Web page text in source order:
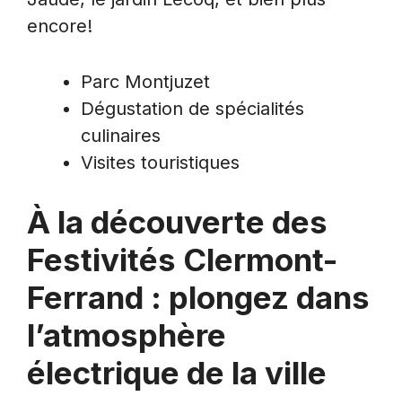
encore!
Parc Montjuzet
Dégustation de spécialités
culinaires
Visites touristiques
À la découverte des
Festivités Clermont-
Ferrand : plongez dans
l’atmosphère
électrique de la ville